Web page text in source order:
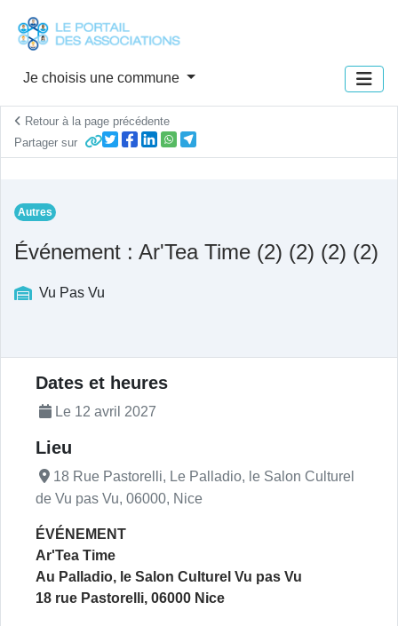
Je choisis une commune
Retour à la page précédente
Partager sur
Autres
Événement : Ar'Tea Time (2) (2) (2) (2)
Vu Pas Vu
Description de l'actualité
ÉVÉNEMENT
Ar'Tea Time
Au Palladio, le Salon Culturel Vu pas Vu
18 rue Pastorelli, 06000 Nice
Dates et heures
Le 12 avril 2027
Lieu
18 Rue Pastorelli, Le Palladio, le Salon Culturel
de Vu pas Vu, 06000, Nice